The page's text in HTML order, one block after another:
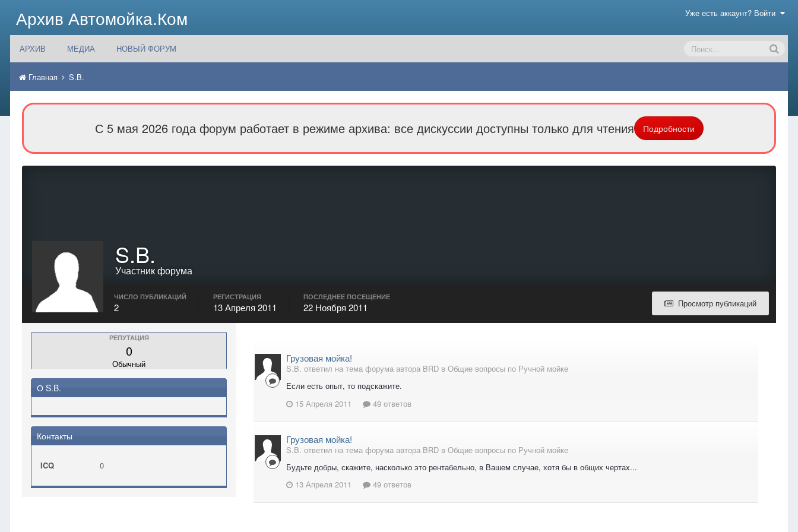
Архив Автомойка.Ком Уже есть аккаунт? Войти
АРХИВ МЕДИА НОВЫЙ ФОРУМ
Главная S.B.
С 5 мая 2026 года форум работает в режиме архива: все дискуссии доступны только для чтения Подробности
S.B.
Участник форума
Просмотр публикаций
ЧИСЛО ПУБЛИКАЦИЙ
2
РЕГИСТРАЦИЯ
13 Апреля 2011
ПОСЛЕДНЕЕ ПОСЕЩЕНИЕ
22 Ноября 2011
РЕПУТАЦИЯ
0
Обычный
О S.B.
Контакты
ICQ 0
Грузовая мойка!
S.B. ответил на тема форума автора BRD в Общие вопросы по Ручной мойке
Если есть опыт, то подскажите.
15 Апреля 2011
49 ответов
Грузовая мойка!
S.B. ответил на тема форума автора BRD в Общие вопросы по Ручной мойке
Будьте добры, скажите, насколько это рентабельно, в Вашем случае, хотя бы в общих чертах...
13 Апреля 2011
49 ответов